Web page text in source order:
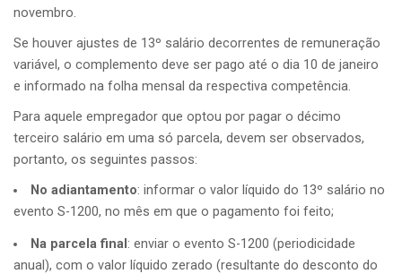
novembro.
Se houver ajustes de 13º salário decorrentes de remuneração
variável, o complemento deve ser pago até o dia 10 de janeiro
e informado na folha mensal da respectiva competência.
Para aquele empregador que optou por pagar o décimo
terceiro salário em uma só parcela, devem ser observados,
portanto, os seguintes passos:
No adiantamento: informar o valor líquido do 13º salário no
evento S-1200, no mês em que o pagamento foi feito;
Na parcela final : enviar o evento S-1200 (periodicidade
anual), com o valor líquido zerado (resultante do desconto do